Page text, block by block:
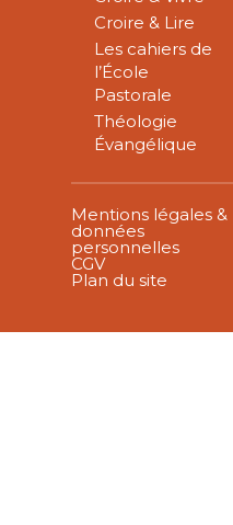
Croire & Lire
Les cahiers de
l’École
Pastorale
Théologie
Évangélique
Mentions légales &
données
personnelles
CGV
Plan du site